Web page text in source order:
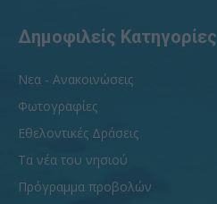
Δημοφιλείς Κατηγορίες
Νεα - Ανακοινώσεις
Φωτογραφίες
Εθελοντικές Δράσεις
Τα νέα του νησιού
Πρόγραμμα προβολών